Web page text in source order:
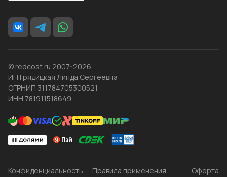
© redcost.ru 2007-2026
ИП Грядицкая Линда Сергеевна
ОГРНИП 311784705300521
ИНН 781911518649
Конфиденциальность
Правила применения
Оферта